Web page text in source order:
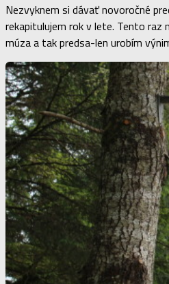
Nezvyknem si dávať novoročné
rekapitulujem rok v lete. Tento raz
múza a tak predsa-len urobím